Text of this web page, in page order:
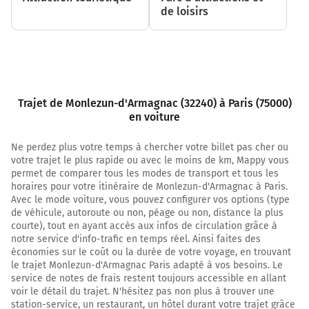
Tourner à gauche sur D934 et continuer sur 14
kilomètres
Continuer D934 sur 2,4 kilomètres
Prendre à droite et rejoindre la voie. Continuer
sur 110 mètres
33,5 km
Prendre à droite et rejoindre D626 (Avenue
d'Albret). Continuer sur 1 kilomètre
Avenue d'Albret
33,6 km
34,6 km
de loisirs
Trajet de Monlezun-d'Armagnac (32240) à Paris (75000)
en voiture
Ne perdez plus votre temps à chercher votre billet pas cher ou
votre trajet le plus rapide ou avec le moins de km, Mappy vous
permet de comparer tous les modes de transport et tous les
horaires pour votre itinéraire de Monlezun-d'Armagnac à Paris.
Avec le mode voiture, vous pouvez configurer vos options (type
de véhicule, autoroute ou non, péage ou non, distance la plus
courte), tout en ayant accès aux infos de circulation grâce à
notre service d'info-trafic en temps réel. Ainsi faites des
économies sur le coût ou la durée de votre voyage, en trouvant
le trajet Monlezun-d'Armagnac Paris adapté à vos besoins. Le
service de notes de frais restent toujours accessible en allant
voir le détail du trajet. N'hésitez pas non plus à trouver une
station-service, un restaurant, un hôtel durant votre trajet grâce